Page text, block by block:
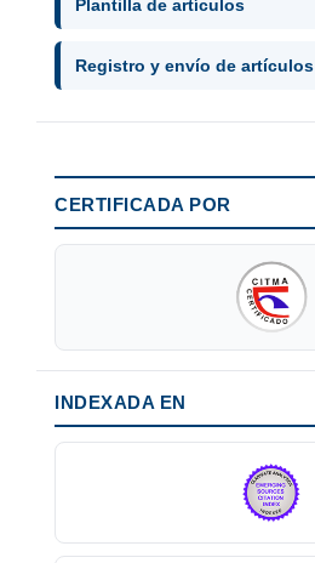
Plantilla de artículos
Registro y envío de artículos
CERTIFICADA POR
INDEXADA EN